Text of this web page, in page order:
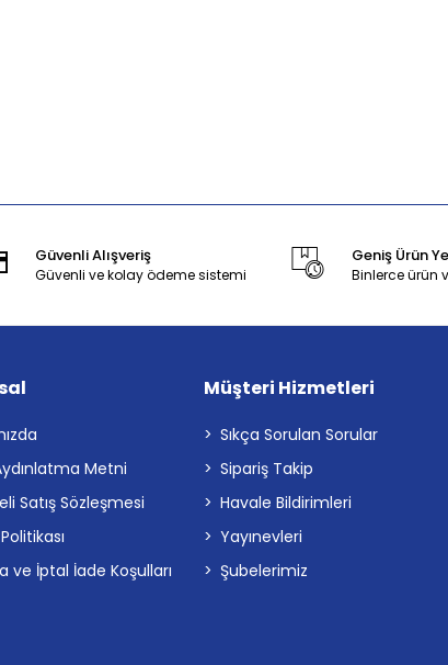
Güvenli Alışveriş
Güvenli ve kolay ödeme sistemi
Geniş Ürün
Binlerce ürün
Metni
Satış Sözleşmesi
ve İptal İade Koşulları
Müşteri Hizmetleri
Sıkça Sorulan Sorular
Sipariş Takip
Havale Bildirimleri
Yayınevleri
Şubelerimiz